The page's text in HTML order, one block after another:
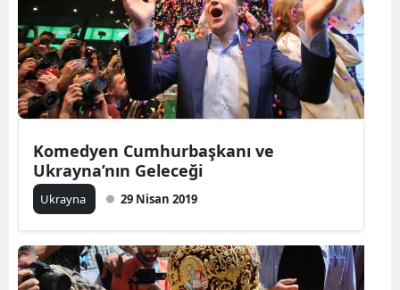
Komedyen Cumhurbaşkanı ve
Ukrayna’nın Geleceği
Ukrayna 29 Nisan 2019